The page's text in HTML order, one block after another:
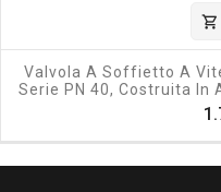
shopping_cart
Valvola A Soffietto A
Serie PN 40, Costruita In